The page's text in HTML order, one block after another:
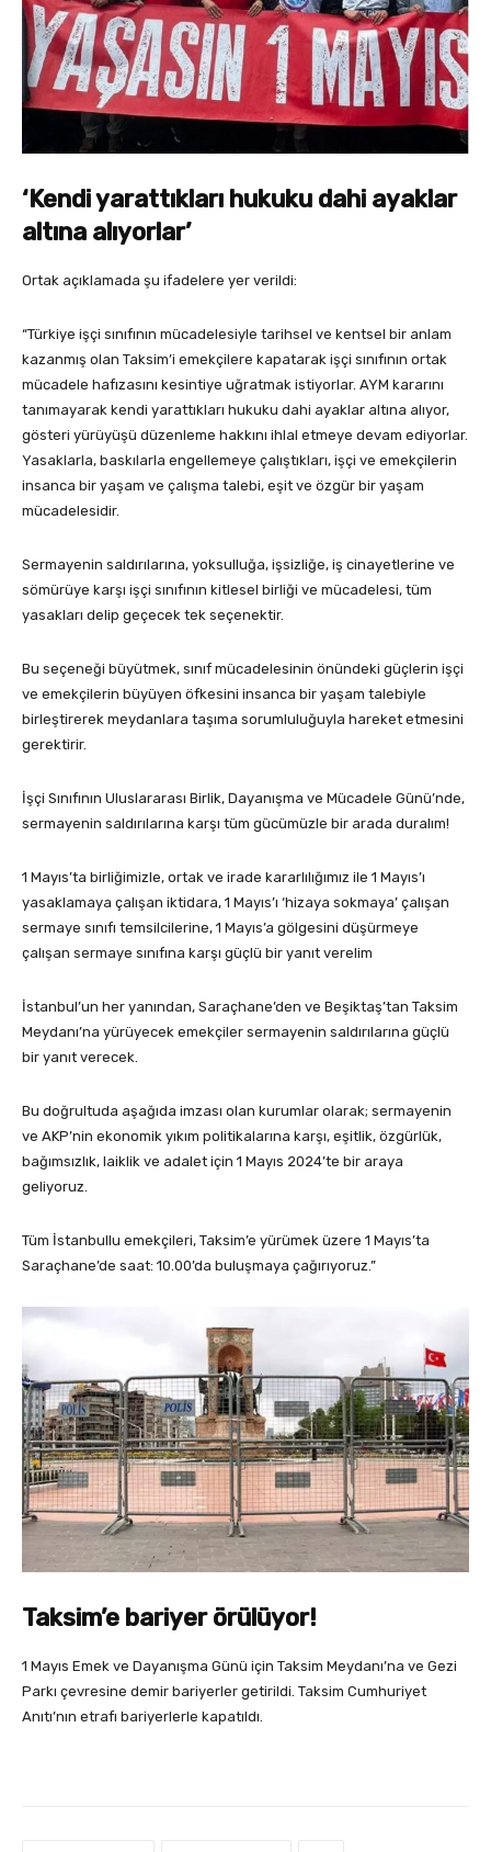
‘Kendi yarattıkları hukuku dahi ayaklar
altına alıyorlar’
Ortak açıklamada şu ifadelere yer verildi:
“Türkiye işçi sınıfının mücadelesiyle tarihsel ve kentsel bir anlam
kazanmış olan Taksim’i emekçilere kapatarak işçi sınıfının ortak
mücadele hafızasını kesintiye uğratmak istiyorlar. AYM kararını
tanımayarak kendi yarattıkları hukuku dahi ayaklar altına alıyor,
gösteri yürüyüşü düzenleme hakkını ihlal etmeye devam ediyorlar.
Yasaklarla, baskılarla engellemeye çalıştıkları, işçi ve emekçilerin
insanca bir yaşam ve çalışma talebi, eşit ve özgür bir yaşam
mücadelesidir.
Sermayenin saldırılarına, yoksulluğa, işsizliğe, iş cinayetlerine ve
sömürüye karşı işçi sınıfının kitlesel birliği ve mücadelesi, tüm
yasakları delip geçecek tek seçenektir.
Bu seçeneği büyütmek, sınıf mücadelesinin önündeki güçlerin işçi
ve emekçilerin büyüyen öfkesini insanca bir yaşam talebiyle
birleştirerek meydanlara taşıma sorumluluğuyla hareket etmesini
gerektirir.
İşçi Sınıfının Uluslararası Birlik, Dayanışma ve Mücadele Günü’nde,
sermayenin saldırılarına karşı tüm gücümüzle bir arada duralım!
1 Mayıs’ta birliğimizle, ortak ve irade kararlılığımız ile 1 Mayıs’ı
yasaklamaya çalışan iktidara, 1 Mayıs’ı ‘hizaya sokmaya’ çalışan
sermaye sınıfı temsilcilerine, 1 Mayıs’a gölgesini düşürmeye
çalışan sermaye sınıfına karşı güçlü bir yanıt verelim
İstanbul’un her yanından, Saraçhane’den ve Beşiktaş’tan Taksim
Meydanı’na yürüyecek emekçiler sermayenin saldırılarına güçlü
bir yanıt verecek.
Bu doğrultuda aşağıda imzası olan kurumlar olarak; sermayenin
ve AKP’nin ekonomik yıkım politikalarına karşı, eşitlik, özgürlük,
bağımsızlık, laiklik ve adalet için 1 Mayıs 2024’te bir araya
geliyoruz.
Tüm İstanbullu emekçileri, Taksim’e yürümek üzere 1 Mayıs’ta
Saraçhane’de saat: 10.00’da buluşmaya çağırıyoruz.”
Taksim’e bariyer örülüyor!
1 Mayıs Emek ve Dayanışma Günü için Taksim Meydanı’na ve Gezi
Parkı çevresine demir bariyerler getirildi. Taksim Cumhuriyet
Anıtı’nın etrafı bariyerlerle kapatıldı.